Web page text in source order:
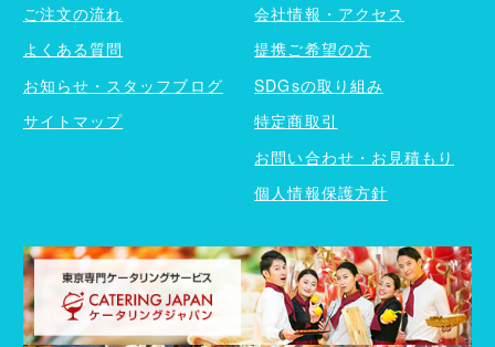
ご注文の流れ
よくある質問
お知らせ・スタッフブログ
サイトマップ
会社情報・アクセス
提携ご希望の方
SDGsの取り組み
特定商取引
お問い合わせ・お見積もり
個人情報保護方針